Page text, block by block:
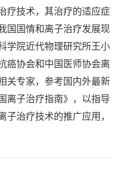
疗技术，其治疗的适应症
国国情和离子治疗发展现
学院近代物理研究所王小
癌协会和中国医师协会离
关专家，参考国内外最新
离子治疗指南》，以指导
子治疗技术的推广应用，